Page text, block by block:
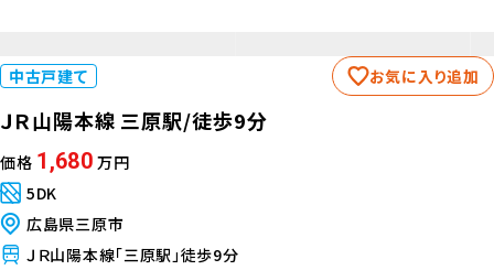
中古戸建て お気に入り追加
ＪＲ山陽本線 三原駅/徒歩9分
価格 1,680 万円
5DK
広島県三原市
ＪＲ山陽本線「三原駅」徒歩9分